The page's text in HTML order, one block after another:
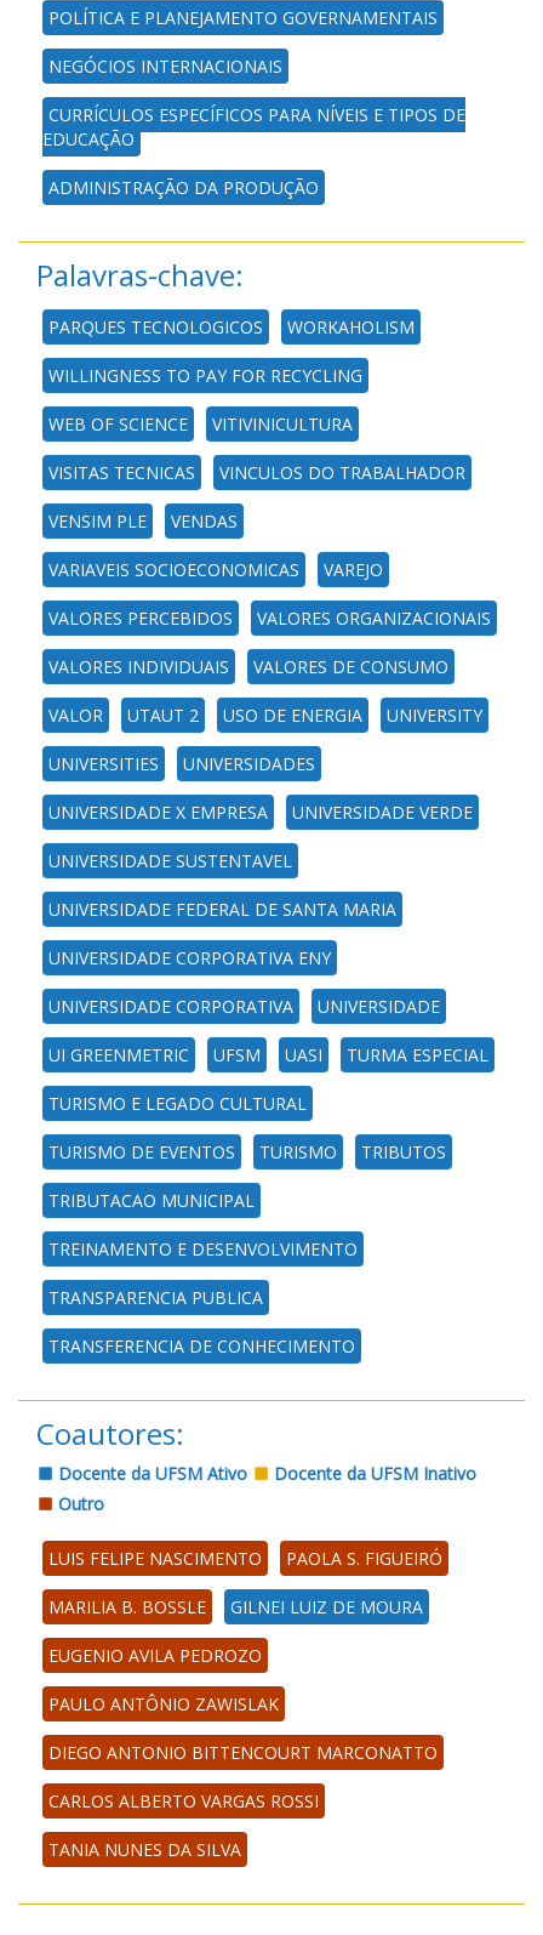
POLÍTICA E PLANEJAMENTO GOVERNAMENTAIS
NEGÓCIOS INTERNACIONAIS
CURRÍCULOS ESPECÍFICOS PARA NÍVEIS E TIPOS DE
EDUCAÇÃO
ADMINISTRAÇÃO DA PRODUÇÃO
Palavras-chave:
PARQUES TECNOLOGICOS WORKAHOLISM
WILLINGNESS TO PAY FOR RECYCLING
WEB OF SCIENCE VITIVINICULTURA
VISITAS TECNICAS VINCULOS DO TRABALHADOR
VENSIM PLE VENDAS
VARIAVEIS SOCIOECONOMICAS VAREJO
VALORES PERCEBIDOS VALORES ORGANIZACIONAIS
VALORES INDIVIDUAIS VALORES DE CONSUMO
VALOR UTAUT 2 USO DE ENERGIA UNIVERSITY
UNIVERSITIES UNIVERSIDADES
UNIVERSIDADE X EMPRESA UNIVERSIDADE VERDE
UNIVERSIDADE SUSTENTAVEL
UNIVERSIDADE FEDERAL DE SANTA MARIA
UNIVERSIDADE CORPORATIVA ENY
UNIVERSIDADE CORPORATIVA UNIVERSIDADE
UI GREENMETRIC UFSM UASI TURMA ESPECIAL
TURISMO E LEGADO CULTURAL
TURISMO DE EVENTOS TURISMO TRIBUTOS
TRIBUTACAO MUNICIPAL
TREINAMENTO E DESENVOLVIMENTO
TRANSPARENCIA PUBLICA
TRANSFERENCIA DE CONHECIMENTO
Coautores:
Docente da UFSM Ativo
Docente da UFSM Inativo
Outro
LUIS FELIPE NASCIMENTO PAOLA S. FIGUEIRÓ
MARILIA B. BOSSLE GILNEI LUIZ DE MOURA
EUGENIO AVILA PEDROZO
PAULO ANTÔNIO ZAWISLAK
DIEGO ANTONIO BITTENCOURT MARCONATTO
CARLOS ALBERTO VARGAS ROSSI
TANIA NUNES DA SILVA